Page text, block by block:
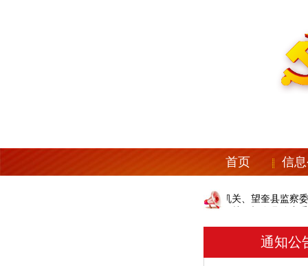
首页 信
中共望奎县纪委机关、望奎县监察委
中共望奎县纪委机关、望奎县监察委
通知公